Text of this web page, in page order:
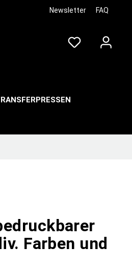
Newsletter FAQ
Farben und